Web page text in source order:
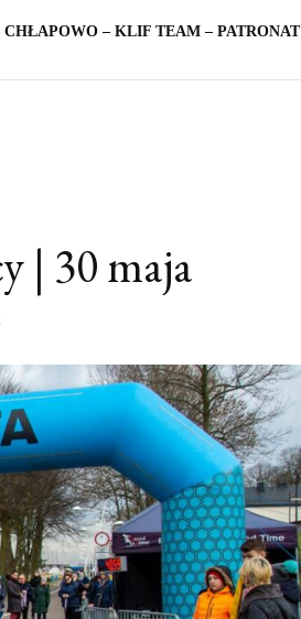
– KLIF TEAM – PATRONAT
| 30 maja
30